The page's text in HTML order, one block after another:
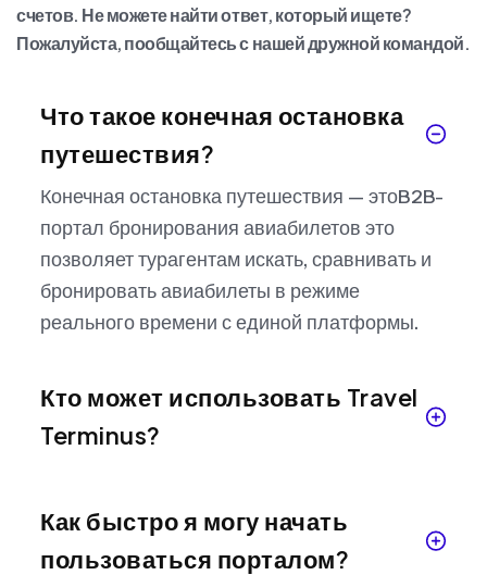
счетов. Не можете найти ответ, который ищете?
Пожалуйста, пообщайтесь с нашей дружной командой.
Что такое конечная остановка
путешествия?
Конечная остановка путешествия — этоB2B-
портал бронирования авиабилетов это
позволяет турагентам искать, сравнивать и
бронировать авиабилеты в режиме
реального времени с единой платформы.
Кто может использовать Travel
Terminus?
Как быстро я могу начать
пользоваться порталом?